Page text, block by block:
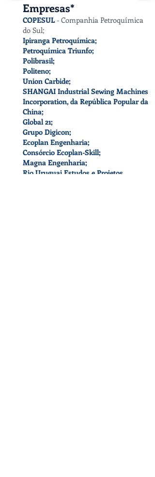
COPESUL - Companhia Petroquímica
do Sul;
Ipiranga Petroquímica;
Petroquímica Triunfo;
Polibrasil;
Politeno;
Union Carbide;
SHANGAI Industrial Sewing Machines
Incorporation, da República Popular da
China;
Global 21;
Grupo Digicon;
Ecoplan Engenharia;
Consórcio Ecoplan-Skill;
Magna Engenharia;
Rio Uruguai Estudos e Projetos.
Empresas*